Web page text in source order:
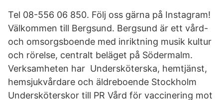
Tel 08-556 06 850. Följ oss gärna på Instagram!
Välkommen till Bergsund. Bergsund är ett vård-
och omsorgsboende med inriktning musik kultur
och rörelse, centralt beläget på Södermalm.
Verksamheten har Undersköterska, hemtjänst,
hemsjukvårdare och äldreboende Stockholm
Undersköterskor till PR Vård för vaccinering mot